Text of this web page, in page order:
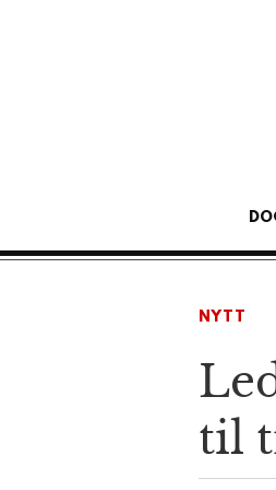
NYTT
til